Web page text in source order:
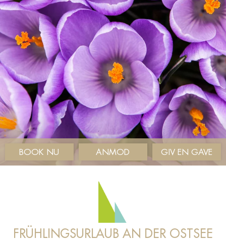
BOOK NU ANMOD GIV EN GAVE
FRÜHLINGSURLAUB AN DER OSTSEE